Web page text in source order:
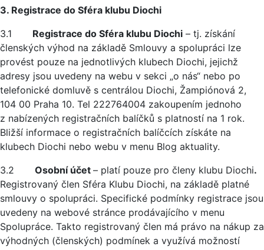
3. Registrace do Sféra klubu Diochi
3.1 Registrace do Sféra klubu Diochi – tj. získání
členských výhod na základě Smlouvy a spolupráci lze
provést pouze na jednotlivých klubech Diochi, jejichž
adresy jsou uvedeny na webu v sekci „o nás“ nebo po
telefonické domluvě s centrálou Diochi, Žampiónová 2,
104 00 Praha 10. Tel 222764004 zakoupením jednoho
z nabízených registračních balíčků s platností na 1 rok.
Bližší informace o registračních balíčcích získáte na
klubech Diochi nebo webu v menu Blog aktuality.
3.2 Osobní účet – platí pouze pro členy klubu Diochi.
Registrovaný člen Sféra Klubu Diochi, na základě platné
smlouvy o spolupráci. Specifické podmínky registrace jsou
uvedeny na webové stránce prodávajícího v menu
Spolupráce. Takto registrovaný člen má právo na nákup za
výhodných (členských) podmínek a využívá možností